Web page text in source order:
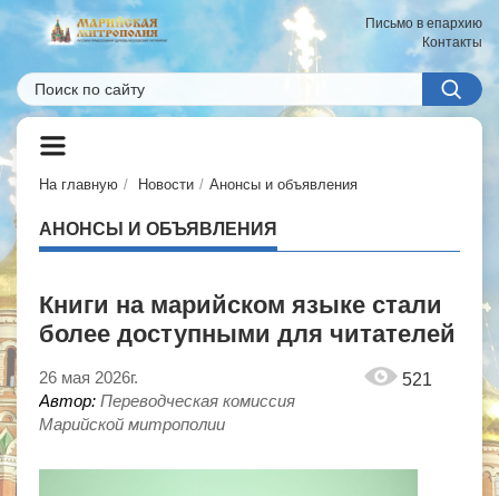
Письмо в епархию
Контакты
На главную Новости Анонсы и объявления
АНОНСЫ И ОБЪЯВЛЕНИЯ
Книги на марийском языке стали
более доступными для читателей
521
26 мая 2026г.
Автор: Переводческая комиссия
Марийской митрополии